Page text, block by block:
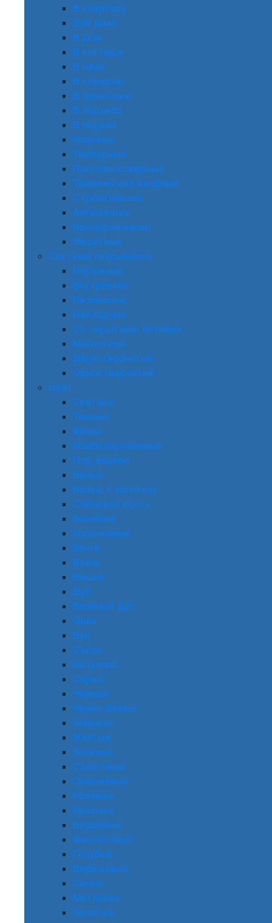
В квартиру
Для дачи
В дом
В коттедж
В офис
В коридор
В прихожую
В подъезд
В подвал
Кодовые
Тамбурные
Противопожарные
Технические входные
Строительные
Антипаника
Бронированные
Защитные
Система открывания
Наружные
Внутренние
Распашные
Накладные
Со скрытыми петлями
Магнитные
Двухстворчатые
Одностворчатые
Цвет
Светлые
Темные
Яркие
Комбинированные
Под дерево
Белые
Белые с золотым
Слоновая кость
Бежевые
Коричневые
Венге
Ясень
Вишня
Дуб
Беленый дуб
Орех
Бук
Сосна
Капучино
Серые
Черные
Черно-белые
Зебрано
Желтые
Зеленые
Салатовые
Оранжевые
Розовые
Красные
Бордовые
Фиолетовые
Голубые
Бирюзовые
Синие
Металлик
Золотые